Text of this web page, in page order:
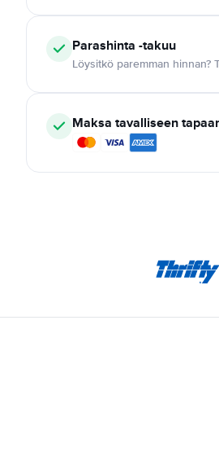
Parashinta -takuu
Löysitkö paremman hinnan?
Maksa tavalliseen